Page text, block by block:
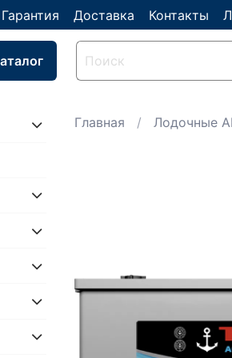
Гарантия Доставка Контакты
Главная Лодочные